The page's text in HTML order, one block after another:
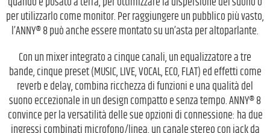
per utilizzarlo come monitor. Per raggiungere un pubblico più vasto,
l’ANNY® 8 può anche essere montato su un’asta per altoparlante.
Con un mixer integrato a cinque canali, un equalizzatore a tre
bande, cinque preset (MUSIC, LIVE, VOCAL, ECO, FLAT) ed effetti come
reverb e delay, combina ricchezza di funzioni e una qualità del
suono eccezionale in un design compatto e senza tempo. ANNY® 8
convince per la versatilità delle sue opzioni di connessione: ha due